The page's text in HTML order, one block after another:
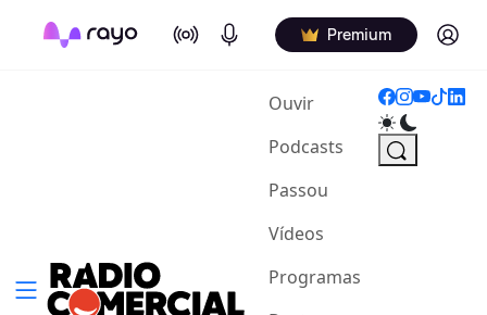
On Air Podcasts Premium Log in
Ouvir(current)
Podcasts
Passou
Vídeos
Programas